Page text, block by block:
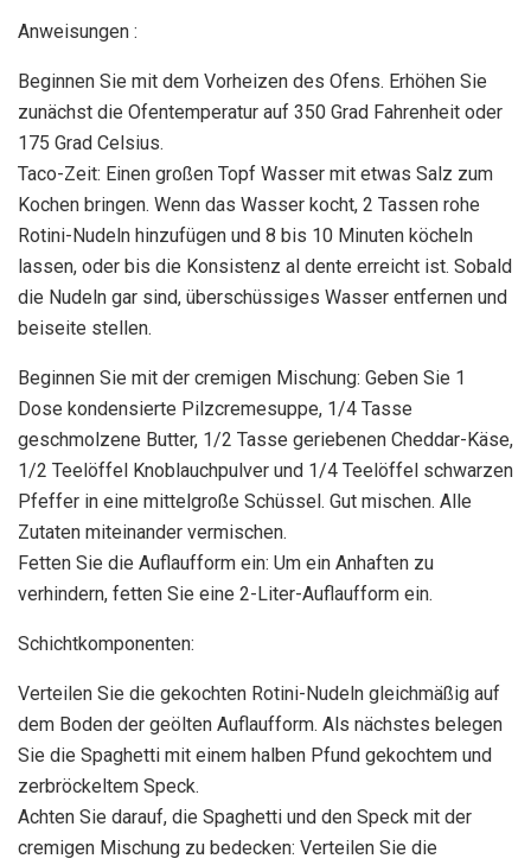
Anweisungen :
Beginnen Sie mit dem Vorheizen des Ofens. Erhöhen Sie
zunächst die Ofentemperatur auf 350 Grad Fahrenheit oder
175 Grad Celsius.
Taco-Zeit: Einen großen Topf Wasser mit etwas Salz zum
Kochen bringen. Wenn das Wasser kocht, 2 Tassen rohe
Rotini-Nudeln hinzufügen und 8 bis 10 Minuten köcheln
lassen, oder bis die Konsistenz al dente erreicht ist. Sobald
die Nudeln gar sind, überschüssiges Wasser entfernen und
beiseite stellen.
Beginnen Sie mit der cremigen Mischung: Geben Sie 1
Dose kondensierte Pilzcremesuppe, 1/4 Tasse
geschmolzene Butter, 1/2 Tasse geriebenen Cheddar-Käse,
1/2 Teelöffel Knoblauchpulver und 1/4 Teelöffel schwarzen
Pfeffer in eine mittelgroße Schüssel. Gut mischen. Alle
Zutaten miteinander vermischen.
Fetten Sie die Auflaufform ein: Um ein Anhaften zu
verhindern, fetten Sie eine 2-Liter-Auflaufform ein.
Schichtkomponenten:
Verteilen Sie die gekochten Rotini-Nudeln gleichmäßig auf
dem Boden der geölten Auflaufform. Als nächstes belegen
Sie die Spaghetti mit einem halben Pfund gekochtem und
zerbröckeltem Speck.
Achten Sie darauf, die Spaghetti und den Speck mit der
cremigen Mischung zu bedecken: Verteilen Sie die